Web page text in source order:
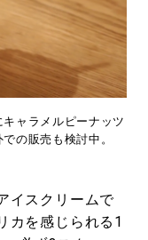
ャラメルピーナッツ
の販売も検討中。
イスクリームで
カを感じられる1